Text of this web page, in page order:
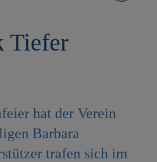
Tiefer
hat der Verein
Barbara
trafen sich im